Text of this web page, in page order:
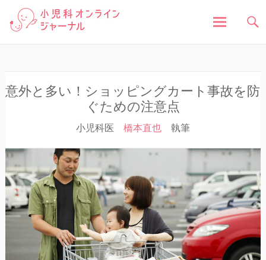
小児科オンラインジャ
状や原因、対処法はもちろん、予防接種や健診、子
どもの成長に関する豆知識まで、小児科医が分かり
ン
ツ
ッ
プ
意外と多い！ショッピングカート事故を防
ぐための注意点
小児科医 橋本直也執筆